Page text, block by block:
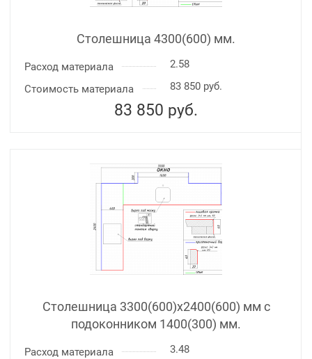
Столешница 4300(600) мм.
Расход материала
2.58
Стоимость материала
83 850 руб.
83 850 руб.
Столешница 3300(600)х2400(600) мм с
подоконником 1400(300) мм.
Расход материала
3.48